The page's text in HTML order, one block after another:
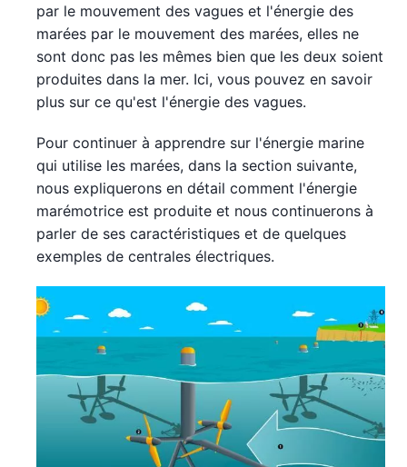
par le mouvement des vagues et l'énergie des
marées par le mouvement des marées, elles ne
sont donc pas les mêmes bien que les deux soient
produites dans la mer. Ici, vous pouvez en savoir
plus sur ce qu'est l'énergie des vagues.
Pour continuer à apprendre sur l'énergie marine
qui utilise les marées, dans la section suivante,
nous expliquerons en détail comment l'énergie
marémotrice est produite et nous continuerons à
parler de ses caractéristiques et de quelques
exemples de centrales électriques.